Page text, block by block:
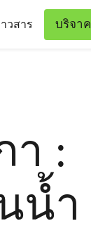
วสาร บริจาค
า :
น้ำ